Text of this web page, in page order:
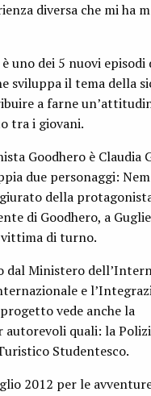
diversa che mi ha
uno dei 5 nuovi episodi
sviluppa il tema della
a farne
tra i giovani.
Goodhero è Claudia
due personaggi:
della
di Goodhero, a
di turno.
dal Ministero
e
vede anche la
quali: la
Studentesco.
2012 per le